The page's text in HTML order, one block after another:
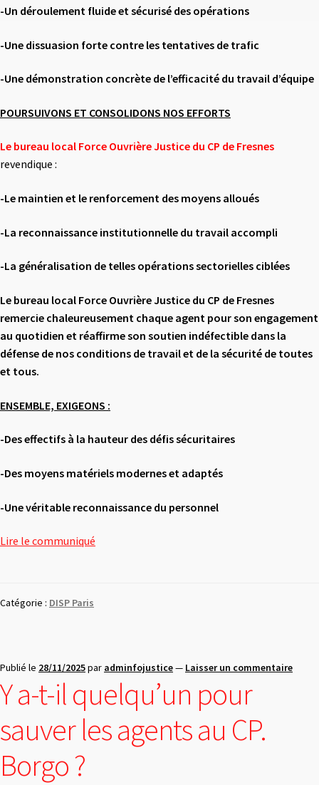
-Un déroulement fluide et sécurisé des opérations
-Une dissuasion forte contre les tentatives de trafic
-Une démonstration concrète de l’efficacité du travail d’équipe
POURSUIVONS ET CONSOLIDONS NOS EFFORTS
Le bureau local Force Ouvrière Justice du CP de Fresnes
revendique :
-Le maintien et le renforcement des moyens alloués
-La reconnaissance institutionnelle du travail accompli
-La généralisation de telles opérations sectorielles ciblées
Le bureau local Force Ouvrière Justice du CP de Fresnes
remercie chaleureusement chaque agent pour son engagement
au quotidien et réaffirme son soutien indéfectible dans la
défense de nos conditions de travail et de la sécurité de toutes
et tous.
ENSEMBLE, EXIGEONS :
-Des effectifs à la hauteur des défis sécuritaires
-Des moyens matériels modernes et adaptés
-Une véritable reconnaissance du personnel
Lire le communiqué
Catégorie : DISP Paris
Publié le 28/11/2025par adminfojustice— Laisser un commentaire
Y a-t-il quelqu’un pour
sauver les agents au CP.
Borgo ?